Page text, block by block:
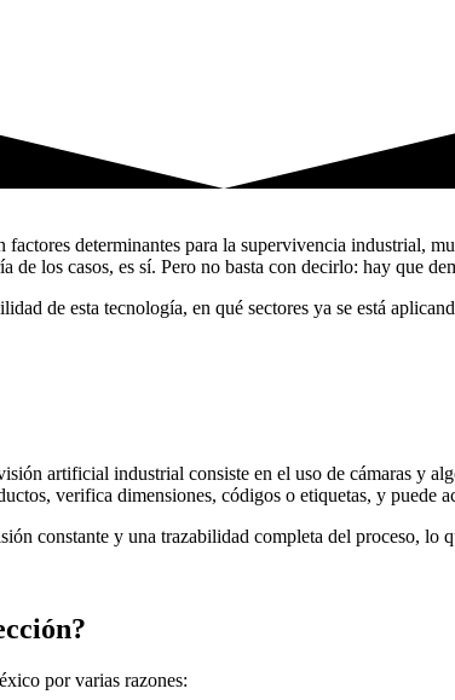
determinantes para la supervivencia industrial,
de los casos, es sí. Pero no basta con decirlo: hay que
de esta tecnología, en qué sectores ya se está
artificial industrial consiste en el uso de cámaras y
verifica dimensiones, códigos o etiquetas, y puede
constante y una trazabilidad completa del proceso, lo
por varias razones: